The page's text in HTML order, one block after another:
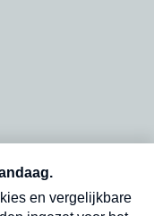
in